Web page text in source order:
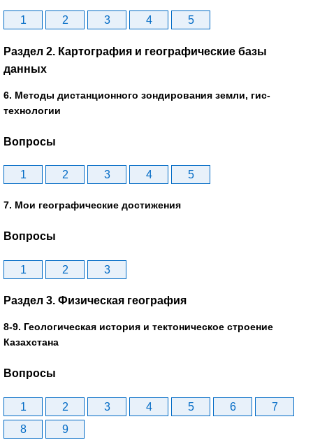
1 2 3 4 5
Раздел 2. Картография и географические базы
данных
6. Методы дистанционного зондирования земли, гис-
технологии
Вопросы
1 2 3 4 5
7. Мои географические достижения
Вопросы
1 2 3
Раздел 3. Физическая география
8-9. Геологическая история и тектоническое строение
Казахстана
Вопросы
1 2 3 4 5 6
7
8
9